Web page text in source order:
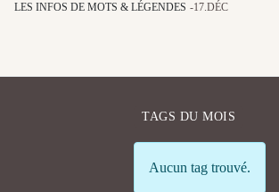
LES INFOS DE MOTS & LÉGENDES 17.DÉC
TAGS DU MOIS
Info
Aucun tag trouvé.